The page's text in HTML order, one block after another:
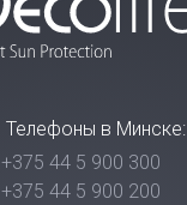
Телефоны в Минске:
+375 44 5 900 300
+375 44 5 900 200